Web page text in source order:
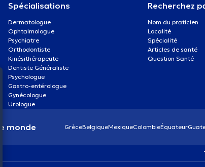
Spécialisations
Dermatologue
Ophtalmologue
Psychiatre
Orthodontiste
Kinésithérapeute
Dentiste Généraliste
Psychologue
Gastro-entérologue
Gynécologue
Urologue
Recherchez
Nom du praticien
Localité
Spécialité
Articles de santé
Question Santé
monde GrèceBelgiqueMexiqueColombieÉquateur